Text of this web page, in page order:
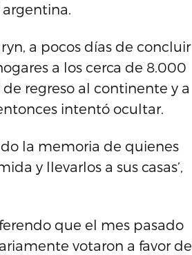
a pocos días de concluir
a los cerca de 8.000
regreso al continente y a
intentó ocultar.
la memoria de quienes
y llevarlos a sus casas’,
que el mes pasado
votaron a favor de